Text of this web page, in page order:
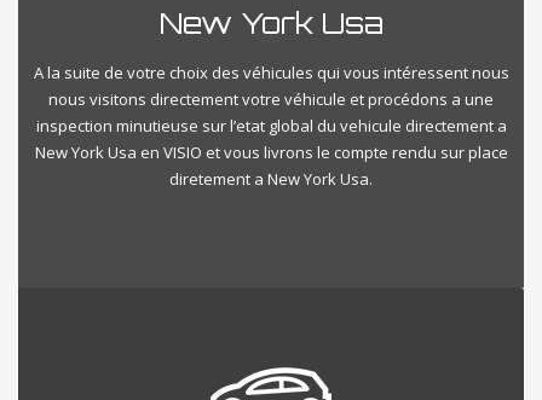
New York Usa
A la suite de votre choix des véhicules qui vous intéressent nous
nous visitons directement votre véhicule et procédons a une
inspection minutieuse sur l’etat global du vehicule directement a
New York Usa en VISIO et vous livrons le compte rendu sur place
diretement a New York Usa.